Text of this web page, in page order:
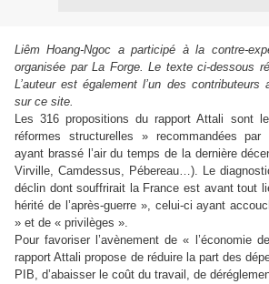
Liêm Hoang-Ngoc a participé à la contre-
organisée par La Forge. Le texte ci-dessous
L’auteur est également l’un des contributeurs
sur ce site.
Les 316 propositions du rapport Attali sont
réformes structurelles » recommandées par
ayant brassé l’air du temps de la dernière
Virville, Camdessus, Pébereau…). Le
déclin dont souffrirait la France est avant tout
hérité de l’après-guerre », celui-ci ayant
» et de « privilèges ».
Pour favoriser l’avènement de « l’économie
rapport Attali propose de réduire la part des
PIB, d’abaisser le coût du travail, de